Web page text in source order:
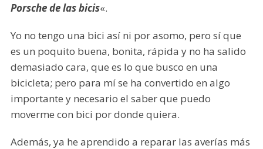
Porsche de las bicis«.
Yo no tengo una bici así ni por asomo, pero sí que
es un poquito buena, bonita, rápida y no ha salido
demasiado cara, que es lo que busco en una
bicicleta; pero para mí se ha convertido en algo
importante y necesario el saber que puedo
moverme con bici por donde quiera.
Además, ya he aprendido a reparar las averías más